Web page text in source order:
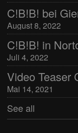
C!B!B! bei
August 8, 2022
C!B!B! in
Juli 4, 2022
Video Teaser
Mai 14, 2021
See all